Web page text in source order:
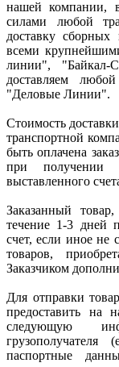
нашей компании,
силами любой
доставку
всеми
линии",
доставляем
"Деловые Линии".
Стоимость
транспортной
быть оплачена
при получении
выставленного
Заказанный
течение 1-3 дней
счет, если иное не
товаров,
Заказчиком
Для отправки
предоставить на
следующую
паспортные